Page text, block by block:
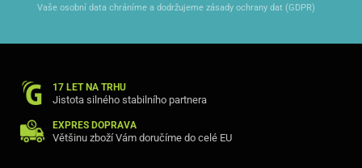
Vaše osobní data chráníme a dodržujeme zásady ochrany dat (GDPR)
17 LET NA TRHU
Jistota silného stabilního partnera
EXPRES DOPRAVA
Většinu zboží Vám doručíme do celé EU